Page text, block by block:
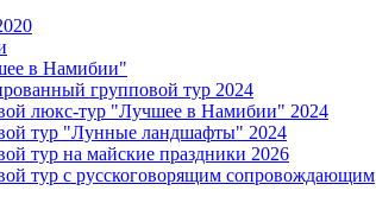
в Намибии"
групповой тур 2024
люкс-тур "Лучшее в Намибии" 2024
тур "Лунные ландшафты" 2024
тур на майские праздники 2026
тур с русскоговорящим сопровождающим